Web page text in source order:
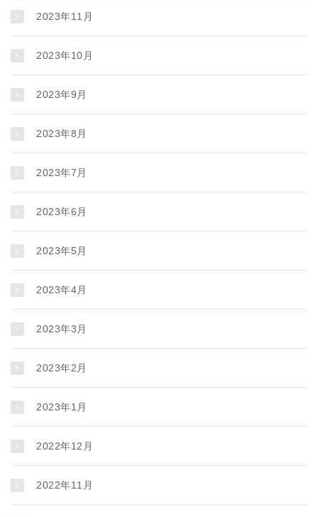
2023年11月
2023年10月
2023年9月
2023年8月
2023年7月
2023年6月
2023年5月
2023年4月
2023年3月
2023年2月
2023年1月
2022年12月
2022年11月